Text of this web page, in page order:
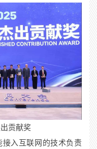
贡献奖
接入互联网的技术负责